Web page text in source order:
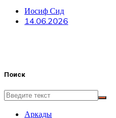
Иосиф Сид
14.06.2026
Поиск
Аркады